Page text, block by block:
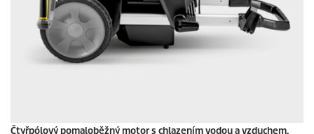
Čtyřpólový pomaloběžný motor s chlazením vodou a vzduchem,